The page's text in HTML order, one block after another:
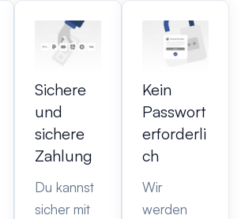
Sichere
und
sichere
Zahlung
Du kannst
sicher mit
Kein
Passwort
erforderli
ch
Wir
werden